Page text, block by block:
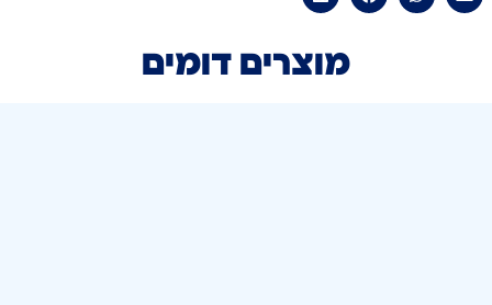
מוצרים דומים